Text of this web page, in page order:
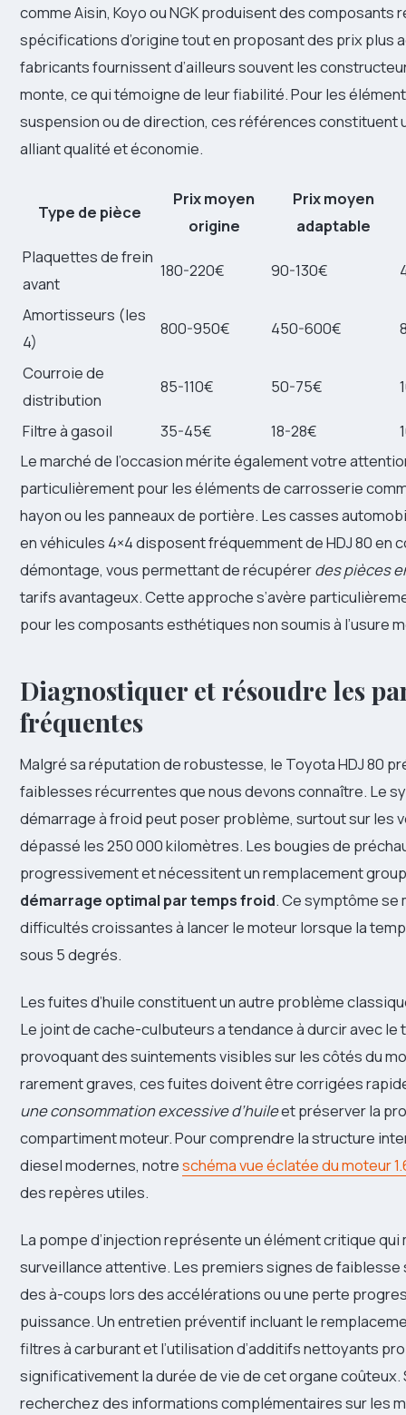
comme Aisin, Koyo ou NGK produisent des composants
spécifications d’origine tout en proposant des prix plus
fabricants fournissent d’ailleurs souvent les
monte, ce qui témoigne de leur fiabilité. Pour les
suspension ou de direction, ces références constituent
alliant qualité et économie.
Type de pièce
Prix moyen
origine
Prix moyen
adaptable
Plaquettes de frein
avant
180-220€ 90-130€
Amortisseurs (les
4)
800-950€ 450-600€
Courroie de
distribution
85-110€ 50-75€
Filtre à gasoil 35-45€ 18-28€
Le marché de l’occasion mérite également votre
particulièrement pour les éléments de carrosserie
hayon ou les panneaux de portière. Les casses
en véhicules 4×4 disposent fréquemment de HDJ 80 en
démontage, vous permettant de récupérerdes pièces
tarifs avantageux. Cette approche s’avère
pour les composants esthétiques non soumis à l’usure
Diagnostiquer et résoudre les
fréquentes
Malgré sa réputation de robustesse, le Toyota HDJ 80
faiblesses récurrentes que nous devons connaître. Le
démarrage à froid peut poser problème, surtout sur les
dépassé les 250 000 kilomètres. Les bougies de
progressivement et nécessitent un remplacement
démarrage optimal par temps froid. Ce symptôme
difficultés croissantes à lancer le moteur lorsque la
sous 5 degrés.
Les fuites d’huile constituent un autre problème
Le joint de cache-culbuteurs a tendance à durcir avec le
provoquant des suintements visibles sur les côtés du
rarement graves, ces fuites doivent être corrigées
une consommation excessive d’huileet préserver la
compartiment moteur. Pour comprendre la structure
diesel modernes, notreschéma vue éclatée du moteur
des repères utiles.
La pompe d’injection représente un élément critique qui
surveillance attentive. Les premiers signes de faiblesse
des à-coups lors des accélérations ou une perte
puissance. Un entretien préventif incluant le
filtres à carburant et l’utilisation d’additifs nettoyants
significativement la durée de vie de cet organe coûteux.
recherchez des informations complémentaires sur les